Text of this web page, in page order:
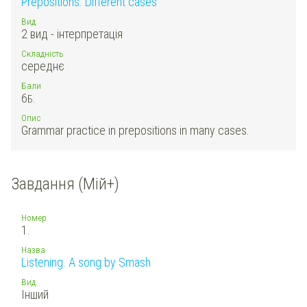
Вид
2 вид - інтерпретація
Складність
середнє
Бали
6Б.
Опис
Grammar practice in prepositions in many cases.
Завдання (Мій+)
Номер
1.
Назва
Listening. A song by Smash
Вид
Інший